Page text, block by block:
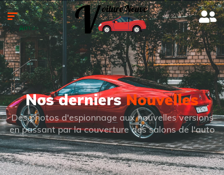
Nos derniersNouvelles
Des photos d'espionnage aux nouvelles versions
en passant par la couverture des salons de l'auto